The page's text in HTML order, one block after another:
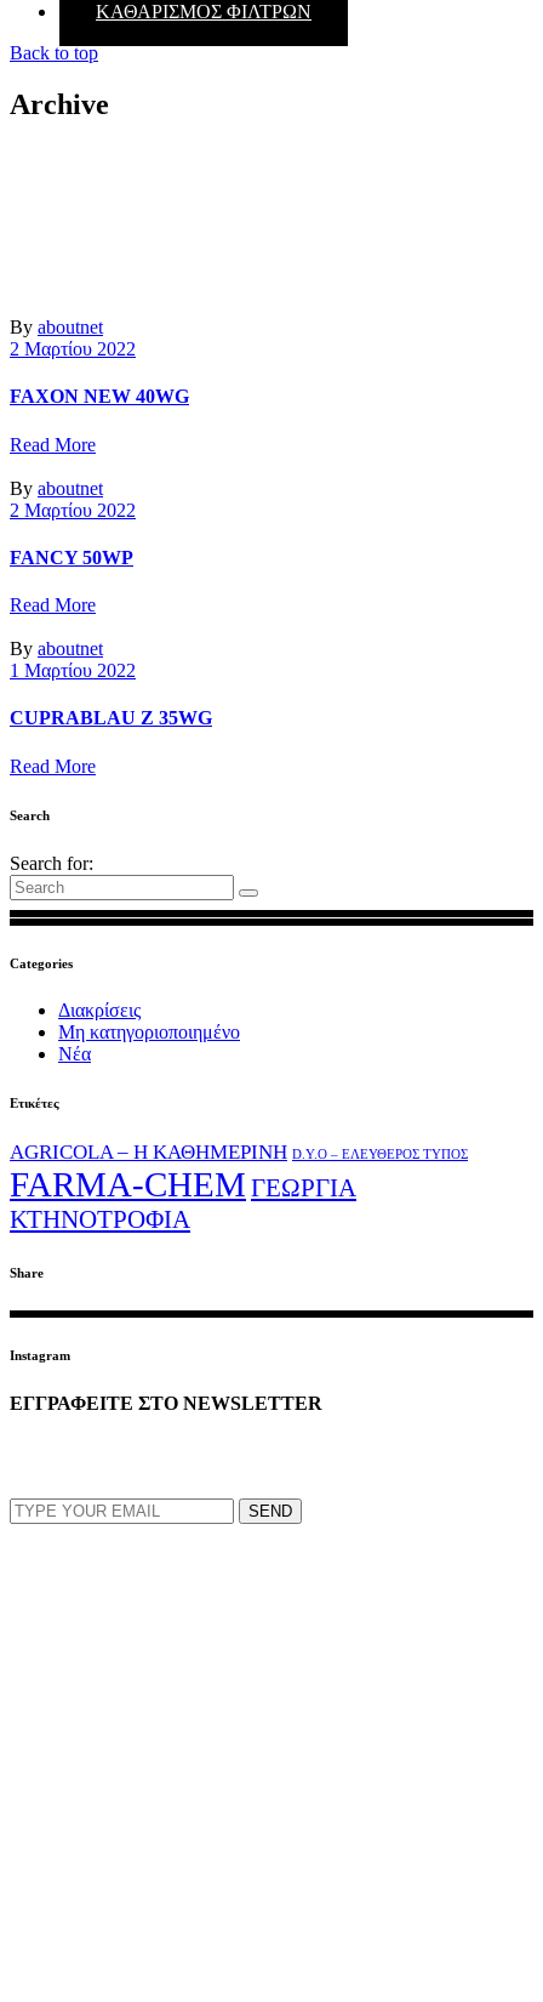
ΚΑΘΑΡΙΣΜΟΣ ΦΙΛΤΡΩΝ
Back to top
Archive
By aboutnet
2 Μαρτίου 2022
FAXON NEW 40WG
Read More
By aboutnet
2 Μαρτίου 2022
FANCY 50WP
Read More
By aboutnet
1 Μαρτίου 2022
CUPRABLAU Z 35WG
Read More
Search
Search for:
Categories
Διακρίσεις
Μη κατηγοριοποιημένο
Νέα
Ετικέτες
AGRICOLA – Η ΚΑΘΗΜΕΡΙΝΗ D.Y.O – ΕΛΕΥΘΕΡΟΣ ΤΥΠΟΣ
FARMA-CHEM ΓΕΩΡΓΙΑ
ΚΤΗΝΟΤΡΟΦΙΑ
Share
Instagram
ΕΓΓΡΑΦΕΙΤΕ ΣΤΟ NEWSLETTER